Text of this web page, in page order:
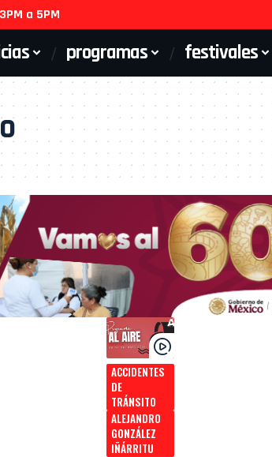
a 5PM
programas festivales
ACCIDENTES
DE
TRÁNSITO
ALEJANDRO
GONZÁLEZ
IÑÁRRITU